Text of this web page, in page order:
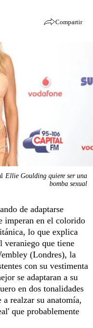
Compartir
Ellie Goulding quiere ser una
bomba sexual
de adaptarse
imperan en el colorido
lo que explica
veraniego que tiene
(Londres), la
con su vestimenta
se adaptaran a su
en dos tonalidades
realzar su anatomía,
que probablemente